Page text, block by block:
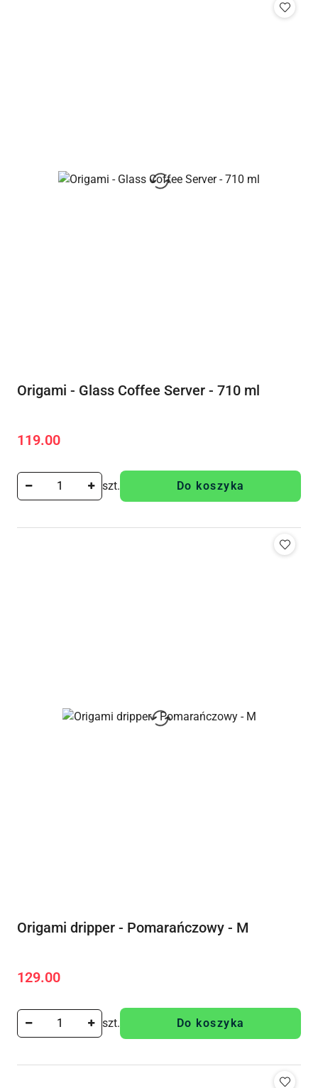
Origami - Glass Coffee Server - 710 ml
Cena:
119.00
szt. Do koszyka
Origami dripper - Pomarańczowy - M
Cena:
129.00
szt. Do koszyka